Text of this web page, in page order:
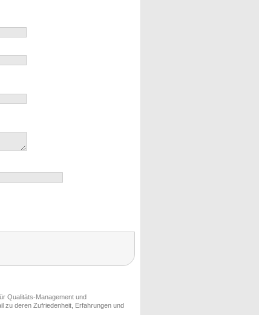
Qualitäts-Management und
zu deren Zufriedenheit, Erfahrungen und